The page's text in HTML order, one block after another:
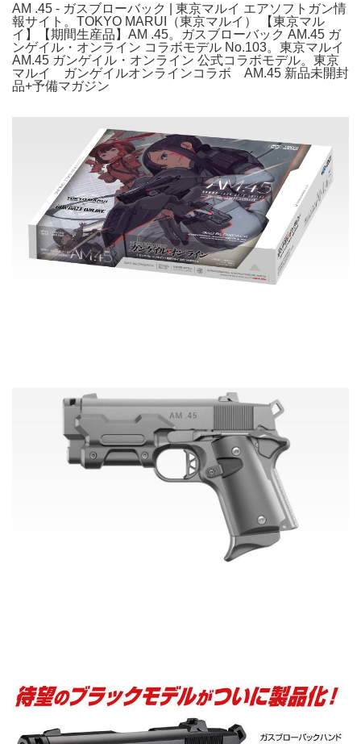
AM .45 - ガスブローバック | 東京マルイ エアソフトガン情
報サイト。TOKYO MARUI（東京マルイ） 【東京マル
イ】【期間生産品】AM .45。ガスブローバック AM.45 ガ
ンゲイル・オンライン コラボモデル No.103。東京マルイ
AM.45 ガンゲイル・オンライン 公式コラボモデル。東京
マルイ ガンゲイルオンラインコラボ AM.45 新品未開封
品+予備マガジン